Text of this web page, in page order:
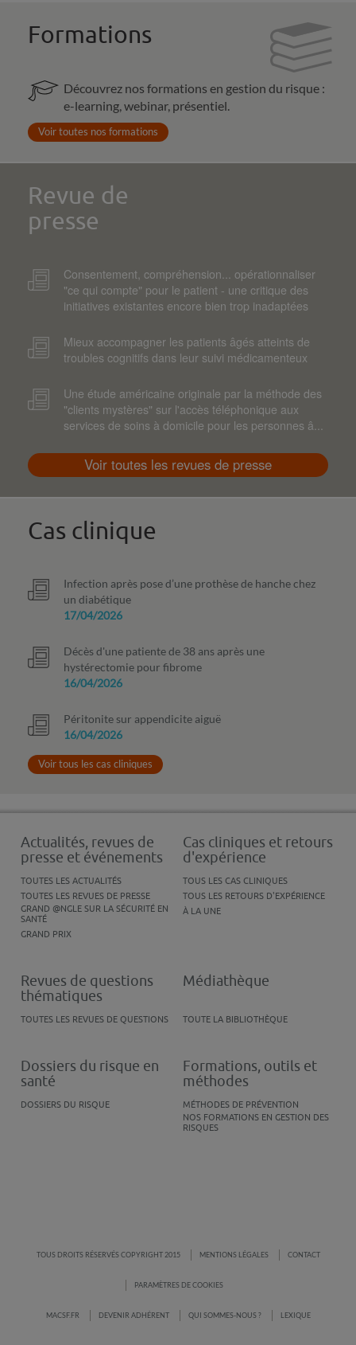
Formations
Découvrez nos formations en gestion du risque :
e-learning, webinar, présentiel.
Voir toutes nos formations
Revue de
presse
Consentement, compréhension... opérationnaliser
"ce qui compte" pour le patient - une critique des
initiatives existantes encore bien trop inadaptées
Mieux accompagner les patients âgés atteints de
troubles cognitifs dans leur suivi médicamenteux
Une étude américaine originale par la méthode des
"clients mystères" sur l'accès téléphonique aux
services de soins à domicile pour les personnes â...
Voir toutes les revues de presse
Cas clinique
Infection après pose d’une prothèse de hanche chez
un diabétique
17/04/2026
Décès d'une patiente de 38 ans après une
hystérectomie pour fibrome
16/04/2026
Péritonite sur appendicite aiguë
16/04/2026
Voir tous les cas cliniques
Actualités, revues de
presse et événements
TOUTES LES ACTUALITÉS
TOUTES LES REVUES DE PRESSE
GRAND @NGLE SUR LA SÉCURITÉ EN
SANTÉ
GRAND PRIX
Cas cliniques et retours
d'expérience
TOUS LES CAS CLINIQUES
TOUS LES RETOURS D'EXPÉRIENCE
À LA UNE
Revues de questions
thématiques
TOUTES LES REVUES DE QUESTIONS
Médiathèque
TOUTE LA BIBLIOTHÈQUE
Dossiers du risque en
santé
DOSSIERS DU RISQUE
Formations, outils et
méthodes
MÉTHODES DE PRÉVENTION
NOS FORMATIONS EN GESTION DES
RISQUES
TOUS DROITS RÉSERVÉS COPYRIGHT 2015 MENTIONS LÉGALES CONTACT
PARAMÈTRES DE COOKIES
MACSF.FR DEVENIR ADHÉRENT QUI SOMMES-NOUS ? LEXIQUE